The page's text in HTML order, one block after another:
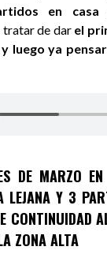
en casa
tratar de darel
luego ya
DE MARZO
LEJANA Y 3
CONTINUIDAD
ZONA ALTA